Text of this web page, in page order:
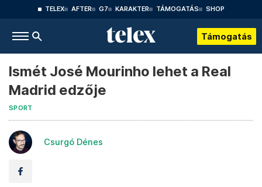
TELEX AFTER G7 KARAKTER TÁMOGATÁS SHOP
Támogatás
Ismét José Mourinho lehet a Real
Madrid edzője
SPORT
Csurgó Dénes